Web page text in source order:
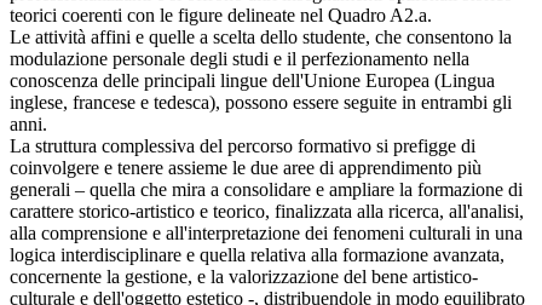
teorici coerenti con le figure delineate nel Quadro A2.a.
Le attività affini e quelle a scelta dello studente, che consentono la
modulazione personale degli studi e il perfezionamento nella
conoscenza delle principali lingue dell'Unione Europea (Lingua
inglese, francese e tedesca), possono essere seguite in entrambi gli
anni.
La struttura complessiva del percorso formativo si prefigge di
coinvolgere e tenere assieme le due aree di apprendimento più
generali – quella che mira a consolidare e ampliare la formazione di
carattere storico-artistico e teorico, finalizzata alla ricerca, all'analisi,
alla comprensione e all'interpretazione dei fenomeni culturali in una
logica interdisciplinare e quella relativa alla formazione avanzata,
concernente la gestione, e la valorizzazione del bene artistico-
culturale e dell'oggetto estetico -, distribuendole in modo equilibrato